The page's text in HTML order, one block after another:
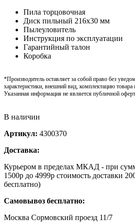
Пила торцовочная
Диск пильный 216x30 мм
Пылеуловитель
Инструкция по эксплуатации
Гарантийный талон
Коробка
*Производитель оставляет за собой право без
характеристики, внешний вид, комплектацию товара
Указанная информация не является публичной
В наличии
Артикул: 4300370
Доставка:
Курьером в пределах МКАД - при
1500р до 4999р стоимость доставки
бесплатно)
Самовывоз бесплатно:
Москва Сормовский проезд 11/7